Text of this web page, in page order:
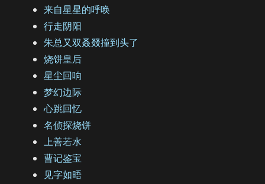
来自星星的呼唤
行走阴阳
朱总又双叒叕撞到头了
烧饼皇后
星尘回响
梦幻边际
心跳回忆
名侦探烧饼
上善若水
曹记鉴宝
见字如晤